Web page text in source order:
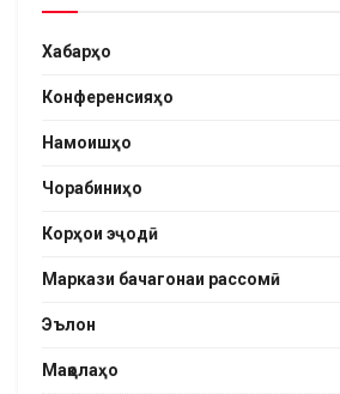
Хабарҳо
Конференсияҳо
Намоишҳо
Чорабиниҳо
Корҳои эҷодӣ
Маркази бачагонаи рассомӣ
Эълон
Мақолаҳо